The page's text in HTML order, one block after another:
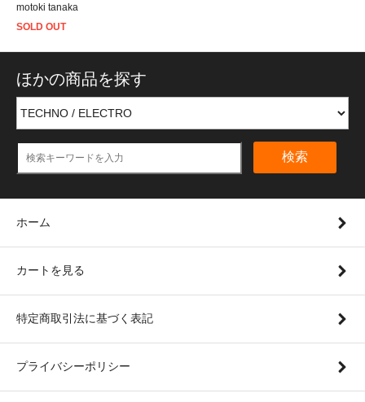
motoki tanaka
SOLD OUT
ほかの商品を探す
検索
ホーム
カートを見る
特定商取引法に基づく表記
プライバシーポリシー